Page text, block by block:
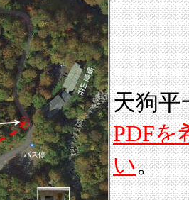
天狗平
PDFを
い。